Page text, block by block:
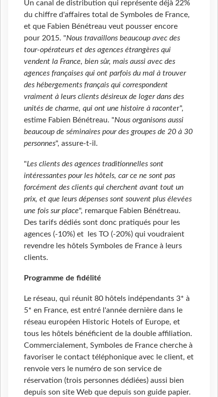
Un canal de distribution qui représente déjà 22%
du chiffre d'affaires total de Symboles de France,
et que Fabien Bénétreau veut pousser encore
pour 2015. "Nous travaillons beaucoup avec des
tour-opérateurs et des agences étrangères qui
vendent la France, bien sûr, mais aussi avec des
agences françaises qui ont parfois du mal à trouver
des hébergements français qui correspondent
vraiment à leurs clients désireux de loger dans des
unités de charme, qui ont une histoire à raconter",
estime Fabien Bénétreau. "Nous organisons aussi
beaucoup de séminaires pour des groupes de 20 à 30
personnes", assure-t-il.
"Les clients des agences traditionnelles sont
intéressantes pour les hôtels, car ce ne sont pas
forcément des clients qui cherchent avant tout un
prix, et que leurs dépenses sont souvent plus élevées
une fois sur place", remarque Fabien Bénétreau.
Des tarifs dédiés sont donc pratiqués pour les
agences (-10%) et les TO (-20%) qui voudraient
revendre les hôtels Symboles de France à leurs
clients.
Programme de fidélité
Le réseau, qui réunit 80 hôtels indépendants 3* à
5* en France, est entré l'année dernière dans le
réseau européen Historic Hotels of Europe, et
tous les hôtels bénéficient de la double affiliation.
Commercialement, Symboles de France cherche à
favoriser le contact téléphonique avec le client, et
renvoie vers le numéro de son service de
réservation (trois personnes dédiées) aussi bien
depuis son site Web que depuis son guide papier.